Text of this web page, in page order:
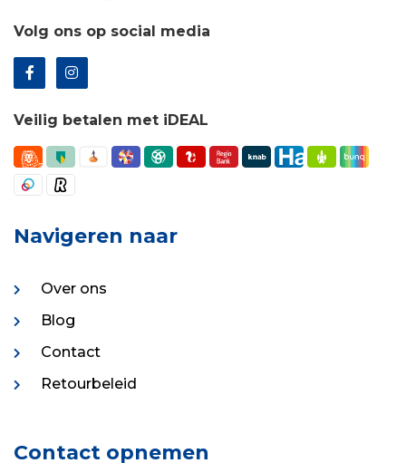
Volg ons op social media
Veilig betalen met iDEAL
Navigeren naar
Over ons
Blog
Contact
Retourbeleid
Contact opnemen